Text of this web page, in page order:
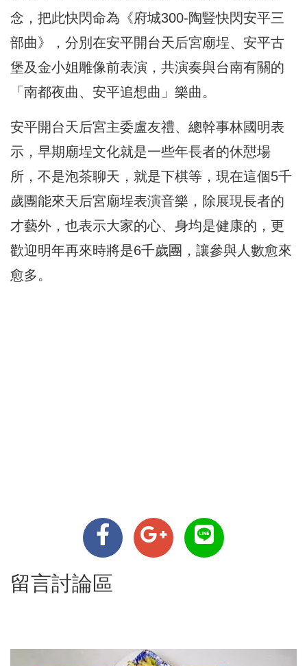
念，把此快閃命為《府城300-陶豎快閃安平三
部曲》，分別在安平開台天后宮廟埕、安平古
堡及金小姐雕像前表演，共演奏與台南有關的
「南都夜曲、安平追想曲」樂曲。
安平開台天后宮主委盧友禮、總幹事林國明表
示，早期廟埕文化就是一些年長者的休憇場
所，不是泡茶聊天，就是下棋等，現在這個5千
歲團能來天后宮廟埕表演音樂，除展現長者的
才藝外，也表示大家的心、身均是健康的，更
歡迎明年再來時將是6千歲團，讓參與人數愈來
愈多。
留言討論區